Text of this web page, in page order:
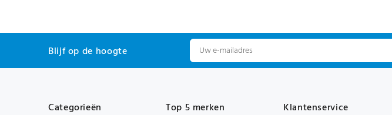
Blijf op de hoogte
Categorieën Top 5 merken Klantenservice